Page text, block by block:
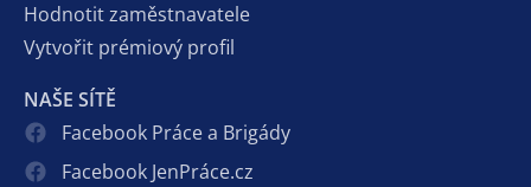
Hodnotit zaměstnavatele
Vytvořit prémiový profil
NAŠE SÍTĚ
Facebook Práce a Brigády
Facebook JenPráce.cz